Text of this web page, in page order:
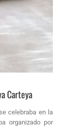
Carteya
celebraba en la
organizado por